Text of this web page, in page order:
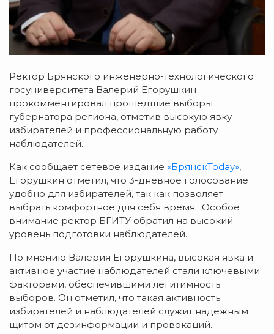
Ректор Брянского инженерно-технологического
госуниверситета Валерий Егорушкин
прокомментировал прошедшие выборы
губернатора региона, отметив высокую явку
избирателей и профессиональную работу
наблюдателей.
Как сообщает сетевое издание «БрянскToday»,
Егорушкин отметил, что 3-дневное голосование
удобно для избирателей, так как позволяет
выбрать комфортное для себя время. Особое
внимание ректор БГИТУ обратил на высокий
уровень подготовки наблюдателей.
По мнению Валерия Егорушкина, высокая явка и
активное участие наблюдателей стали ключевыми
факторами, обеспечившими легитимность
выборов. Он отметил, что такая активность
избирателей и наблюдателей служит надежным
щитом от дезинформации и провокаций.